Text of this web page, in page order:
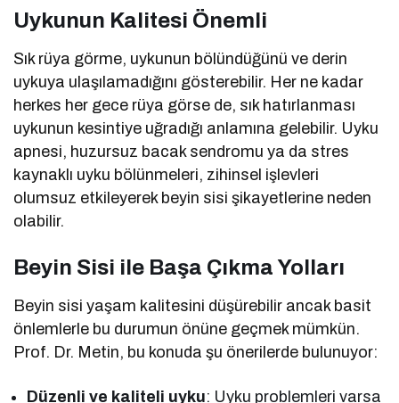
Uykunun Kalitesi Önemli
Sık rüya görme, uykunun bölündüğünü ve derin
uykuya ulaşılamadığını gösterebilir. Her ne kadar
herkes her gece rüya görse de, sık hatırlanması
uykunun kesintiye uğradığı anlamına gelebilir. Uyku
apnesi, huzursuz bacak sendromu ya da stres
kaynaklı uyku bölünmeleri, zihinsel işlevleri
olumsuz etkileyerek beyin sisi şikayetlerine neden
olabilir.
Beyin Sisi ile Başa Çıkma Yolları
Beyin sisi yaşam kalitesini düşürebilir ancak basit
önlemlerle bu durumun önüne geçmek mümkün.
Prof. Dr. Metin, bu konuda şu önerilerde bulunuyor:
Düzenli ve kaliteli uyku: Uyku problemleri varsa